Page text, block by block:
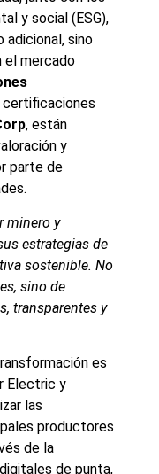
y social (ESG),
adicional, sino
el mercado
certificaciones
, están
y
parte de
minero y
estrategias de
sostenible. No
sino de
transparentes y
es
Electric y
las
productores
de la
de punta,